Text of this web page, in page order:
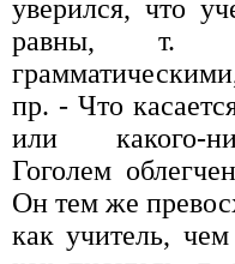
уверился, что
равны, т.
пр. - Что
или какого-
Гоголем
Он тем же
как учитель,